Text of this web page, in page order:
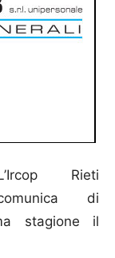
Rieti
di
stagione il